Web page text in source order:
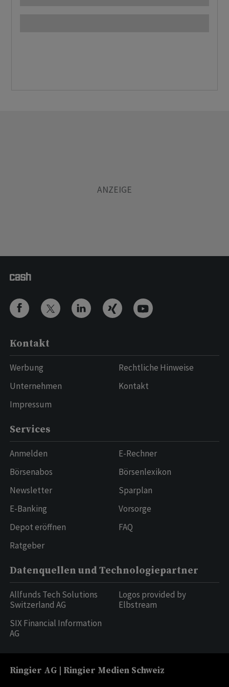
Kontakt
Werbung
Unternehmen
Impressum
Rechtliche Hinweise
Kontakt
Services
Anmelden
Börsenabos
Newsletter
E-Banking
Depot eröffnen
Ratgeber
E-Rechner
Börsenlexikon
Sparplan
Vorsorge
FAQ
Datenquellen und Technologiepartner
Allfunds Tech Solutions
Switzerland AG
SIX Financial Information
AG
Logos provided by
Elbstream
Ringier AG | Ringier Medien Schweiz